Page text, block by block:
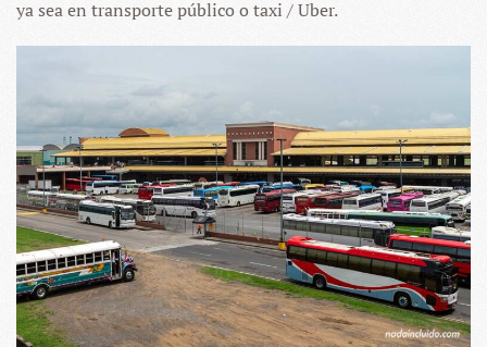
ya sea en transporte público o taxi / Uber.